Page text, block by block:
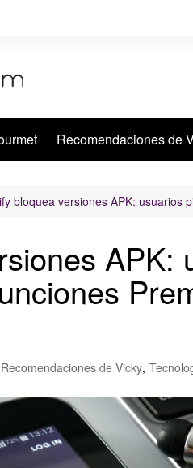
Recomendaciones de
bloquea versiones APK: usuarios
APK:
Recomendaciones de Vicky,